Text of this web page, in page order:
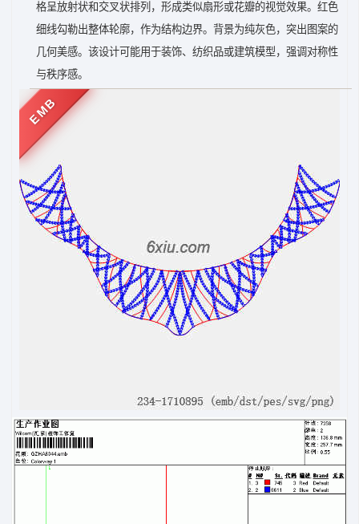
格呈放射状和交叉状排列，形成类似扇形或花瓣的视觉效果。红色
细线勾勒出整体轮廓，作为结构边界。背景为纯灰色，突出图案的
几何美感。该设计可能用于装饰、纺织品或建筑模型，强调对称性
与秩序感。
EMB